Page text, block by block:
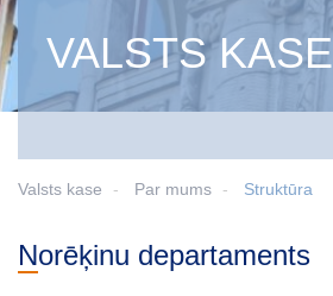
VALSTS KASE
Valsts kase Par mums Struktūra
Norēķinu departaments